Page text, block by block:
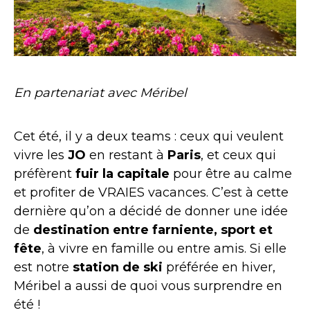
En partenariat avec Méribel
Cet été, il y a deux teams : ceux qui veulent
vivre les JO en restant à Paris, et ceux qui
préfèrent fuir la capitale pour être au calme
et profiter de VRAIES vacances. C’est à cette
dernière qu’on a décidé de donner une idée
de destination entre farniente, sport et
fête, à vivre en famille ou entre amis. Si elle
est notre station de ski préférée en hiver,
Méribel a aussi de quoi vous surprendre en
été !